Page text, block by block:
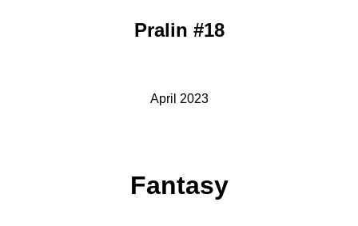
Pralin #18
April 2023
Fantasy